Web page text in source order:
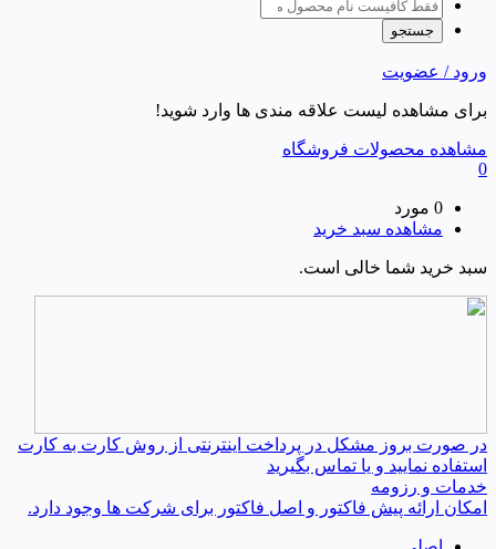
ورود / عضویت
برای مشاهده لیست علاقه مندی ها وارد شوید!
مشاهده محصولات فروشگاه
0
0 مورد
مشاهده سبد خرید
سبد خرید شما خالی است.
در صورت بروز مشکل در پرداخت اینترنتی از روش کارت به کارت
استفاده نمایید و یا تماس بگیرید
خدمات و رزومه
امکان ارائه پیش فاکتور و اصل فاکتور برای شرکت ها وجود دارد.